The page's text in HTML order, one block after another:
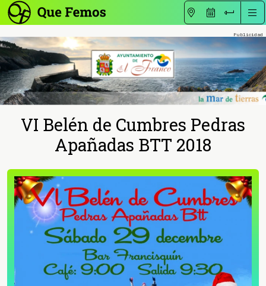
VI Belén de Cumbres Pedras
Apañadas BTT 2018